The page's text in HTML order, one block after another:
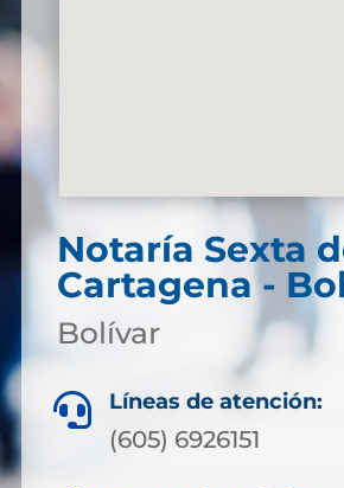
Notaría Sexta
Cartagena -
Bolívar
 Líneas de atención:
(605) 6926151